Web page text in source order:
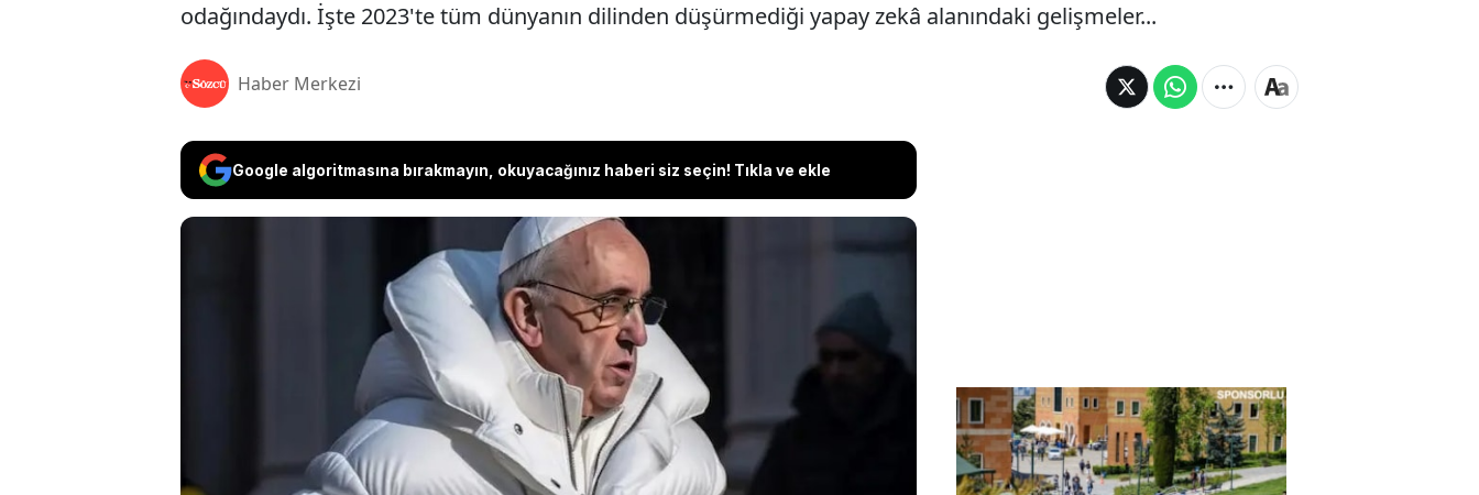
odağındaydı. İşte 2023'te tüm dünyanın dilinden düşürmediği yapay zekâ alanındaki gelişmeler...
Haber Merkezi
Google algoritmasına bırakmayın, okuyacağınız haberi siz seçin! Tıkla ve ekle
Teknoloji dünyasının tüm yıl konuştuğu tek bir konu varsa o da
yapay zekâydı. Eğitimden sağlığa, sinemadan yayın hayatına her
alanda kendini gösteren yapay zekâ teknolojisi aynı zamanda
hararetli tartışmaların da odağındaydı. İşte 2023'te tüm dünyanın
dilinden düşürmediği yapay zekâ alanındaki gelişmeler...